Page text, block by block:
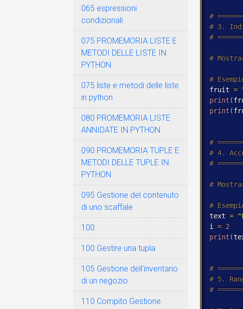
065 espressioni
condizionali
075 PROMEMORIA LISTE E
METODI DELLE LISTE IN
PYTHON
075 liste e metodi delle liste
in python
080 PROMEMORIA LISTE
ANNIDATE IN PYTHON
090 PROMEMORIA TUPLE E
METODI DELLE TUPLE IN
PYTHON
095 Gestione del contenuto
di uno scaffale
100
100 Gestire una tupla
105 Gestione dell'inventario
di un negozio
110 Compito Gestione
fruit =
print (
print (
text =
i = 2
print (